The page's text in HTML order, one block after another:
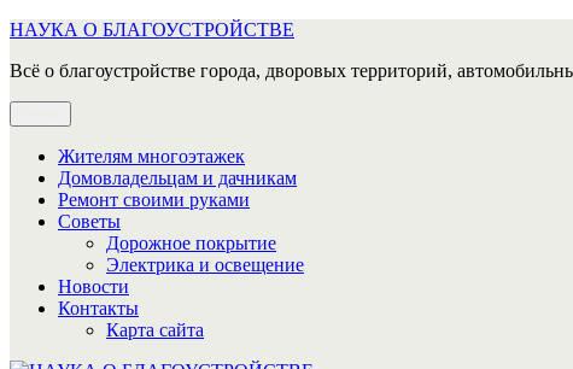
Перейти
содержимому
НАУКА О БЛАГОУСТРОЙСТВЕ
Всё о благоустройстве города, дворовых территорий,
Жителям многоэтажек
Домовладельцам и дачникам
Ремонт своими руками
Советы
Дорожное покрытие
Электрика и освещение
Новости
Контакты
Карта сайта